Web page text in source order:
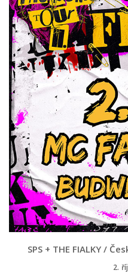
SPS + THE FIALKY /
2.